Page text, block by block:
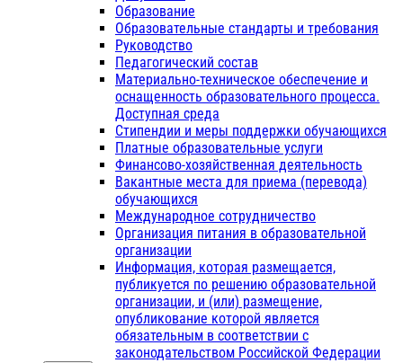
Образование
Образовательные стандарты и требования
Руководство
Педагогический состав
Материально-техническое обеспечение и
оснащенность образовательного процесса.
Доступная среда
Стипендии и меры поддержки обучающихся
Платные образовательные услуги
Финансово-хозяйственная деятельность
Вакантные места для приема (перевода)
обучающихся
Международное сотрудничество
Организация питания в образовательной
организации
Информация, которая размещается,
публикуется по решению образовательной
организации, и (или) размещение,
опубликование которой является
обязательным в соответствии с
законодательством Российской Федерации